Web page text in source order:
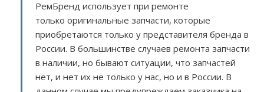
РемБренд использует при ремонте
только оригинальные запчасти, которые
приобретаются только у представителя бренда в
России. В большинстве случаев ремонта запчасти
в наличии, но бывают ситуации, что запчастей
нет, и нет их не только у нас, но и в России. В